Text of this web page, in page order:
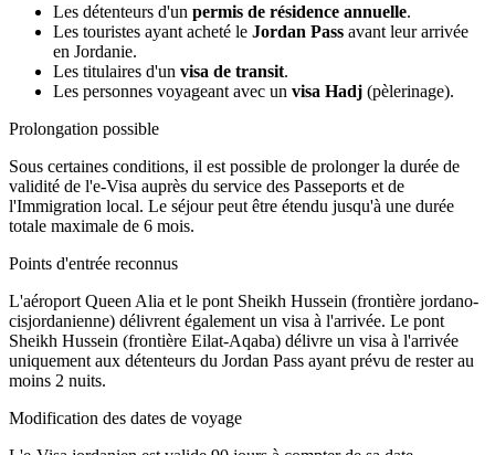
Les détenteurs d'un permis de résidence annuelle.
Les touristes ayant acheté le Jordan Pass avant leur arrivée
en Jordanie.
Les titulaires d'un visa de transit.
Les personnes voyageant avec un visa Hadj (pèlerinage).
Prolongation possible
Sous certaines conditions, il est possible de prolonger la durée de
validité de l'e-Visa auprès du service des Passeports et de
l'Immigration local. Le séjour peut être étendu jusqu'à une durée
totale maximale de 6 mois.
Points d'entrée reconnus
L'aéroport Queen Alia et le pont Sheikh Hussein (frontière jordano-
cisjordanienne) délivrent également un visa à l'arrivée. Le pont
Sheikh Hussein (frontière Eilat-Aqaba) délivre un visa à l'arrivée
uniquement aux détenteurs du Jordan Pass ayant prévu de rester au
moins 2 nuits.
Modification des dates de voyage